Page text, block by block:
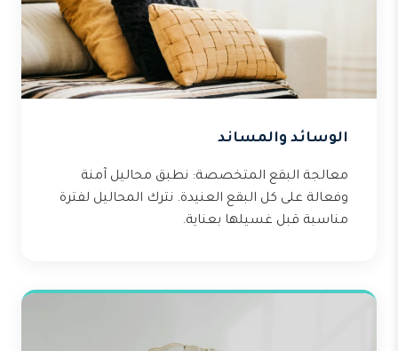
الوسائد والمساند
معالجة البقع المتخصصة: نطبق محاليل آمنة
وفعالة على كل البقع العنيدة. نترك المحاليل لفترة
مناسبة قبل غسيلها بعناية.